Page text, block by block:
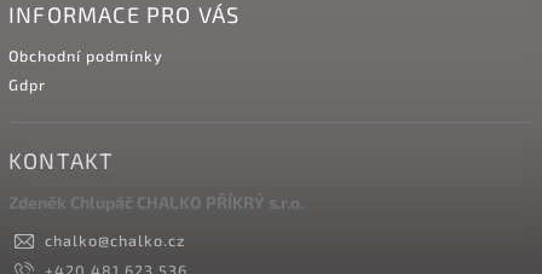
INFORMACE PRO VÁS
Obchodní podmínky
Gdpr
KONTAKT
Zdeněk Chlupáč CHALKO PŘÍKRÝ s.r.o.
chalko@chalko.cz